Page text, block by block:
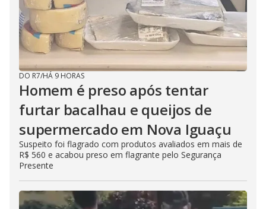
DO R7/HÁ 9 HORAS
Homem é preso após tentar
furtar bacalhau e queijos de
supermercado em Nova Iguaçu
Suspeito foi flagrado com produtos avaliados em mais de
R$ 560 e acabou preso em flagrante pelo Segurança
Presente